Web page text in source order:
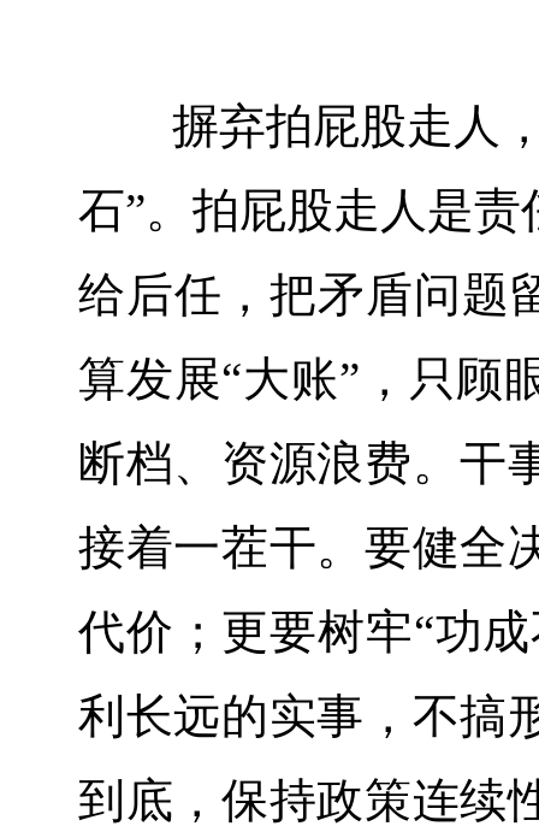
摒弃拍屁股走人，
石”。拍屁股走人是
给后任，把矛盾问题
算发展“大账”，只顾
断档、资源浪费。干
接着一茬干。要健全
代价；更要树牢“功
利长远的实事，不搞
到底，保持政策连续